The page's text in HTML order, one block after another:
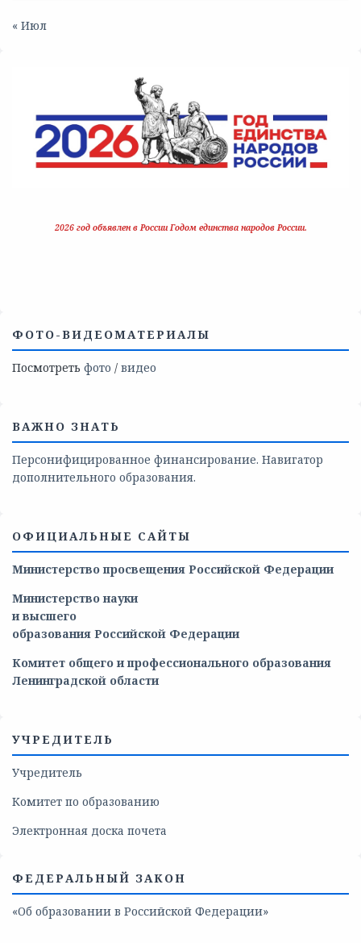
« Июл
2026 год объявлен в России Годом единства народов России.
ФОТО-ВИДЕОМАТЕРИАЛЫ
Посмотреть фото / видео
ВАЖНО ЗНАТЬ
Персонифицированное финансирование. Навигатор
дополнительного образования.
ОФИЦИАЛЬНЫЕ САЙТЫ
Министерство просвещения Российской Федерации
Министерство науки
и высшего
образования Российской Федерации
Комитет общего и профессионального образования
Ленинградской области
УЧРЕДИТЕЛЬ
Учредитель
Комитет по образованию
Электронная доска почета
ФЕДЕРАЛЬНЫЙ ЗАКОН
«Об образовании в Российской Федерации»